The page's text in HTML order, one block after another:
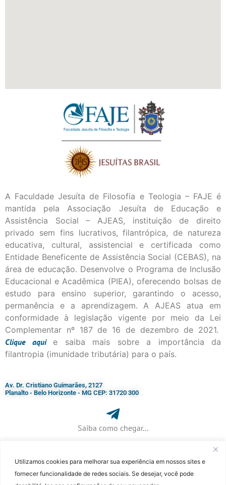
Utilizamos cookies para melhorar sua experiência em nossos sites e
fornecer funcionalidade de redes sociais. Se desejar, você pode
A Faculdade Jesuíta de Filosofia e Teologia – FAJE é
mantida pela Associação Jesuíta de Educação e
Assistência Social – AJEAS, instituição de direito
privado sem fins lucrativos, filantrópica, de natureza
educativa, cultural, assistencial e certificada como
Entidade Beneficente de Assistência Social (CEBAS), na
área de educação. Desenvolve o Programa de Inclusão
Educacional e Acadêmica (PIEA), oferecendo bolsas de
estudo para ensino superior, garantindo o acesso,
permanência e a aprendizagem. A AJEAS atua em
conformidade à legislação vigente por meio da Lei
Complementar nº 187 de 16 de dezembro de 2021.
Cliqueaqui
e saiba mais sobre a importância da
filantropia (imunidade tributária) para o país.
Av. Dr. Cristiano Guimarães, 2127
Planalto - Belo Horizonte - MG CEP: 31720 300
Saiba como chegar...
+ 55 (31) 3115-7000​